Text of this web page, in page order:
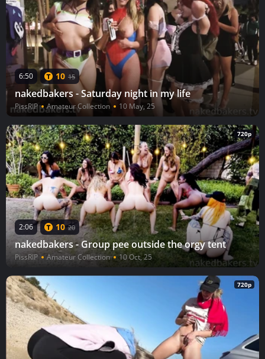
6:50 10 15
nakedbakers - Saturday night in my life
PissRIP Amateur Collection 10 May, 25
720p
2:06 10 20
nakedbakers - Group pee outside the orgy tent
PissRIP Amateur Collection 10 Oct, 25
720p